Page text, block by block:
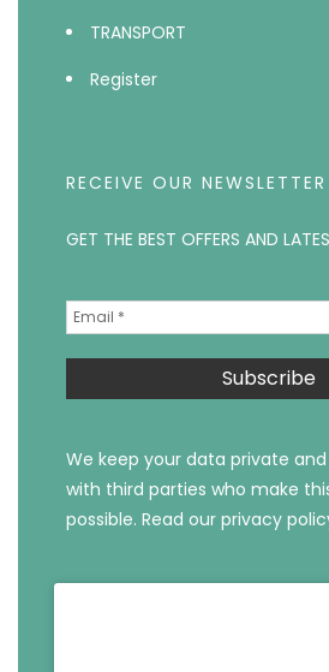
TRANSPORT
Register
RECEIVE OUR NEWSLETTER
GET THE BEST OFFERS AND
We keep your data private
with third parties who make
possible. Read our privacy